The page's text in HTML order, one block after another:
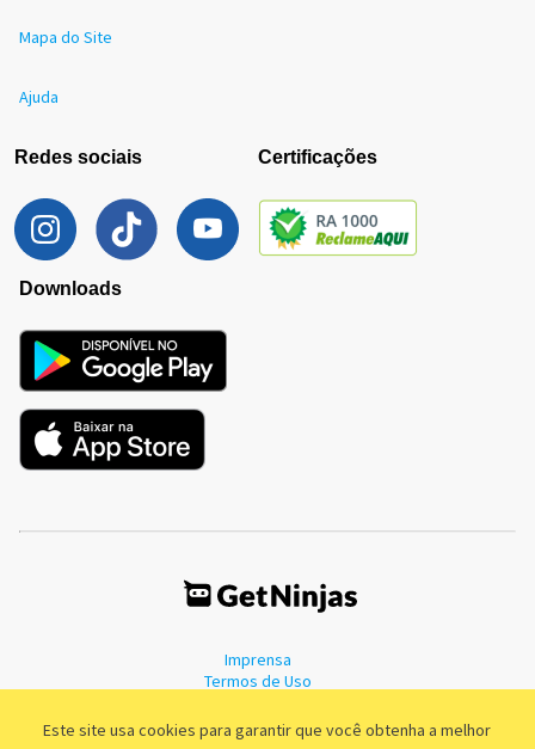
Este site usa cookies para garantir que você obtenha a melhor
Mapa do Site
Ajuda
Redes sociais Certificações
Downloads
Imprensa
Termos de Uso